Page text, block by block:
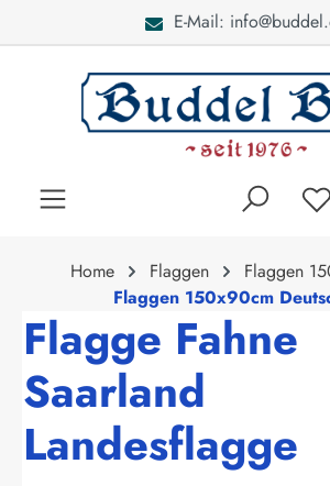
E-Mail:
Home Flaggen
Flaggen
Flaggen 150x90cm
Flagge Fahne
Saarland
Landesflagge